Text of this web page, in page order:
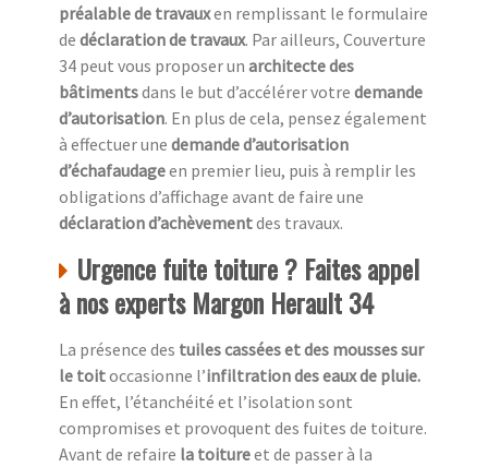
préalable de travauxen remplissant le formulaire
de déclaration de travaux. Par ailleurs, Couverture
34 peut vous proposer un architecte des
bâtimentsdans le but d’accélérer votre demande
d’autorisation. En plus de cela, pensez également
à effectuer une demande d’autorisation
d’échafaudageen premier lieu, puis à remplir les
obligations d’affichage avant de faire une
déclaration d’achèvementdes travaux.
Urgence fuite toiture ? Faites appel
à nos experts Margon Herault 34
La présence des tuiles cassées et des mousses sur
le toitoccasionne l’infiltration des eaux de pluie.
En effet, l’étanchéité et l’isolation sont
compromises et provoquent des fuites de toiture.
Avant de refaire la toitureet de passer à la